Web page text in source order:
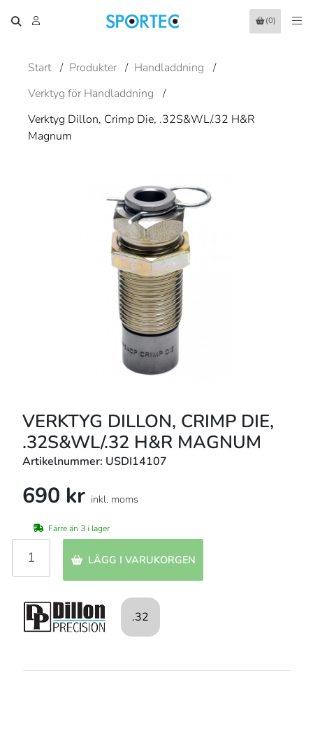
(0)
Start / Produkter / Handladdning
/
Verktyg för Handladdning
/
Verktyg Dillon, Crimp Die, .32S&WL/.32 H&R
Magnum
VERKTYG DILLON, CRIMP DIE,
.32S&WL/.32 H&R MAGNUM
Artikelnummer: USDI14107
690 kr inkl. moms
Färre än 3 i lager
LÄGG I VARUKORGEN
.32